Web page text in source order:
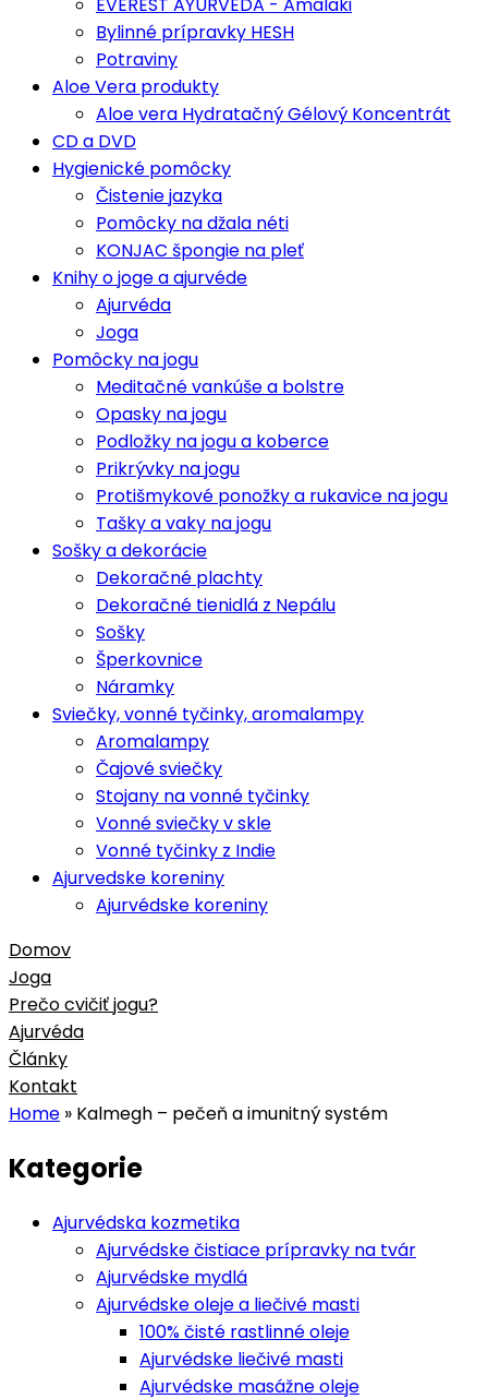
EVEREST AYURVEDA - Amalaki
Bylinné prípravky HESH
Potraviny
Aloe Vera produkty
Aloe vera Hydratačný Gélový Koncentrát
CD a DVD
Hygienické pomôcky
Čistenie jazyka
Pomôcky na džala néti
KONJAC špongie na pleť
Knihy o joge a ajurvéde
Ajurvéda
Joga
Pomôcky na jogu
Meditačné vankúše a bolstre
Opasky na jogu
Podložky na jogu a koberce
Prikrývky na jogu
Protišmykové ponožky a rukavice na jogu
Tašky a vaky na jogu
Sošky a dekorácie
Dekoračné plachty
Dekoračné tienidlá z Nepálu
Sošky
Šperkovnice
Náramky
Sviečky, vonné tyčinky, aromalampy
Aromalampy
Čajové sviečky
Stojany na vonné tyčinky
Vonné sviečky v skle
Vonné tyčinky z Indie
Ajurvedske koreniny
Ajurvédske koreniny
Domov
Joga
Prečo cvičiť jogu?
Ajurvéda
Články
Kontakt
Home » Kalmegh – pečeň a imunitný systém
Kategorie
Ajurvédska kozmetika
Ajurvédske čistiace prípravky na tvár
Ajurvédske mydlá
Ajurvédske oleje a liečivé masti
100% čisté rastlinné oleje
Ajurvédske liečivé masti
Ajurvédske masážne oleje